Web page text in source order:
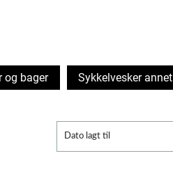
og bager Sykkelvesker annet
Dato lagt til